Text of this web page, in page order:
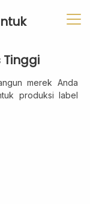
✖
merek Anda
produksi label